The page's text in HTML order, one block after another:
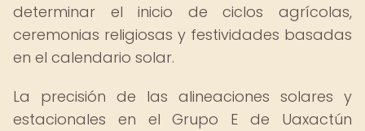
determinar el inicio de ciclos agrícolas,
ceremonias religiosas y festividades basadas
en el calendario solar.
La precisión de las alineaciones solares y
estacionales en el Grupo E de Uaxactún